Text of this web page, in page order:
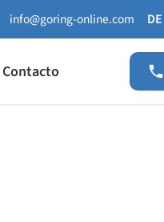
info@goring-online.com DE
Contacto